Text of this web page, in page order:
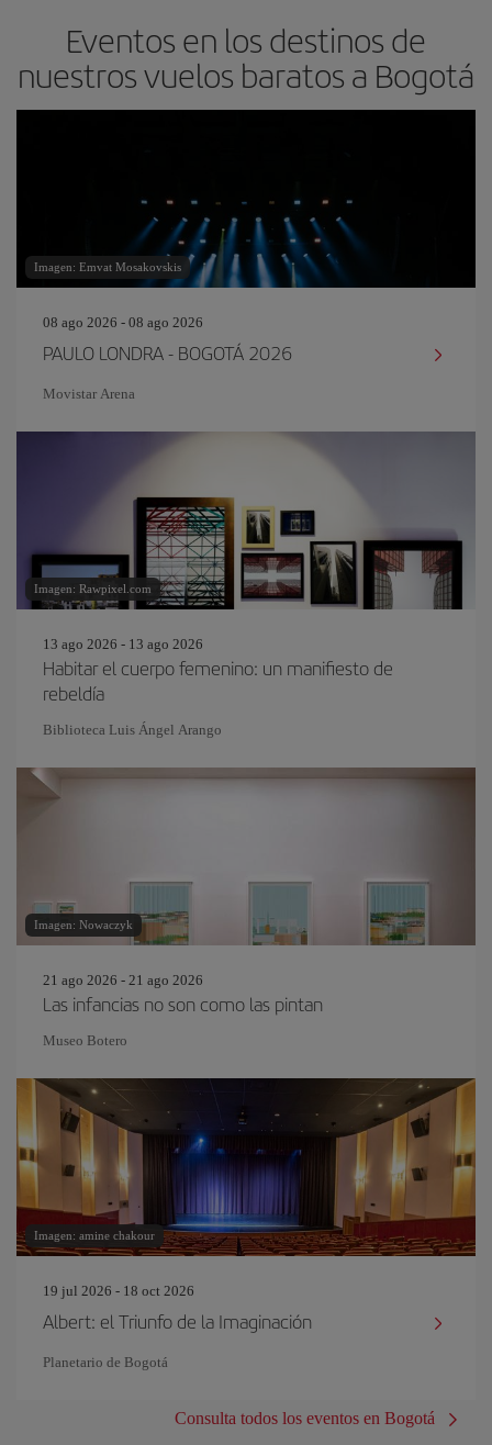
Eventos en los destinos de
nuestros vuelos baratos a Bogotá
Imagen: Emvat Mosakovskis
08 ago 2026 - 08 ago 2026
PAULO LONDRA - BOGOTÁ 2026
Movistar Arena
Imagen: Rawpixel.com
13 ago 2026 - 13 ago 2026
Habitar el cuerpo femenino: un manifiesto de
rebeldía
Biblioteca Luis Ángel Arango
Imagen: Nowaczyk
21 ago 2026 - 21 ago 2026
Las infancias no son como las pintan
Museo Botero
Imagen: amine chakour
19 jul 2026 - 18 oct 2026
Albert: el Triunfo de la Imaginación
Planetario de Bogotá
Consulta todos los eventos en Bogotá